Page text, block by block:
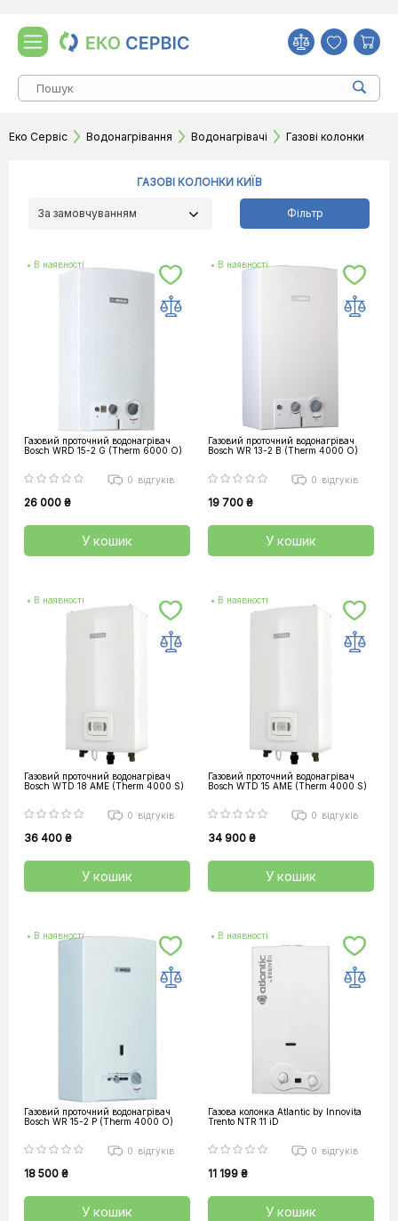
Еко Сервіс Водонагрівання Водонагрівачі Газові колонки
ГАЗОВІ КОЛОНКИ КИЇВ
Фільтр
За замовчуванням
• В наявності
Газовий проточний водонагрівач
Bosch WRD 15-2 G (Therm 6000 O)
0 відгуків
26 000 ₴
У кошик
• В наявності
Газовий проточний водонагрівач
Bosch WR 13-2 B (Therm 4000 O)
0 відгуків
19 700 ₴
У кошик
• В наявності
Газовий проточний водонагрівач
Bosch WTD 18 AME (Therm 4000 S)
0 відгуків
36 400 ₴
У кошик
• В наявності
Газовий проточний водонагрівач
Bosch WTD 15 AME (Therm 4000 S)
0 відгуків
34 900 ₴
У кошик
• В наявності
Газовий проточний водонагрівач
Bosch WR 15-2 P (Therm 4000 O)
0 відгуків
18 500 ₴
У кошик
• В наявності
Газова колонка Atlantic by Innovita
Trento NTR 11 iD
0 відгуків
11 199 ₴
У кошик